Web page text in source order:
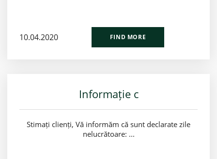
10.04.2020 FIND MORE
Informație c
Stimați clienți, Vă informăm că sunt declarate zile
nelucrătoare: ...